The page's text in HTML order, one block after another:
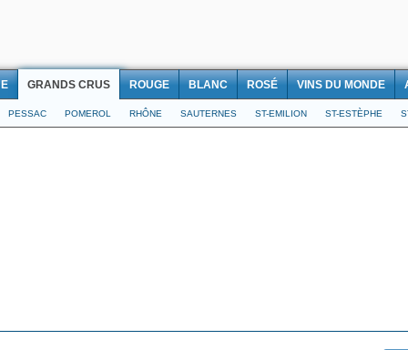
GRANDS CRUS ROUGE BLANC ROSÉ VINS DU MONDE
PESSAC POMEROL RHÔNE SAUTERNES ST-EMILION ST-ESTÈPHE